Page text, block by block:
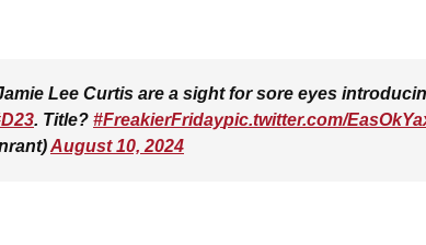
Lee Curtis are a sight for sore eyes
. Title? #FreakierFridaypic.twitter.com/
August 10, 2024